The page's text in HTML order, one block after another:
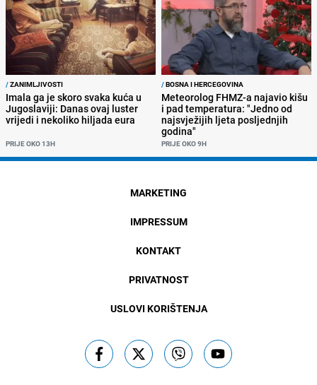
/ZANIMLJIVOSTI
Imala ga je skoro svaka kuća u
Jugoslaviji: Danas ovaj luster
vrijedi i nekoliko hiljada eura
PRIJE OKO 13H
/BOSNA I HERCEGOVINA
Meteorolog FHMZ-a najavio kišu
i pad temperatura: "Jedno od
najsvježijih ljeta posljednjih
godina"
PRIJE OKO 9H
MARKETING
IMPRESSUM
KONTAKT
PRIVATNOST
USLOVI KORIŠTENJA